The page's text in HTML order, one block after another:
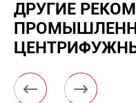
ДРУГИЕ
 